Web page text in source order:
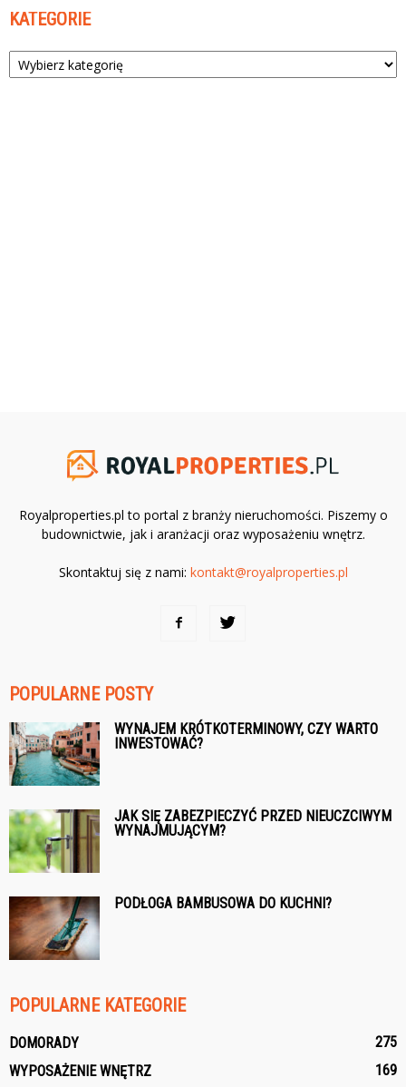
KATEGORIE
Kategorie
Royalproperties.pl to portal z branży nieruchomości. Piszemy o
budownictwie, jak i aranżacji oraz wyposażeniu wnętrz.
Skontaktuj się z nami: kontakt@royalproperties.pl
POPULARNE POSTY
WYNAJEM KRÓTKOTERMINOWY, CZY WARTO
INWESTOWAĆ?
JAK SIĘ ZABEZPIECZYĆ PRZED NIEUCZCIWYM
WYNAJMUJĄCYM?
PODŁOGA BAMBUSOWA DO KUCHNI?
POPULARNE KATEGORIE
DOMORADY
275
WYPOSAŻENIE WNĘTRZ
169